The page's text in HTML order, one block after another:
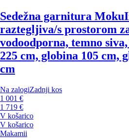
Sedežna garnitura Moku
raztegljiva/s prostorom
vodoodporna, temno
225 cm, globina 105 cm,
cm
Na zalogiZadnji kos
1 001 €
1 719 €
V košarico
V košarico
Makamii